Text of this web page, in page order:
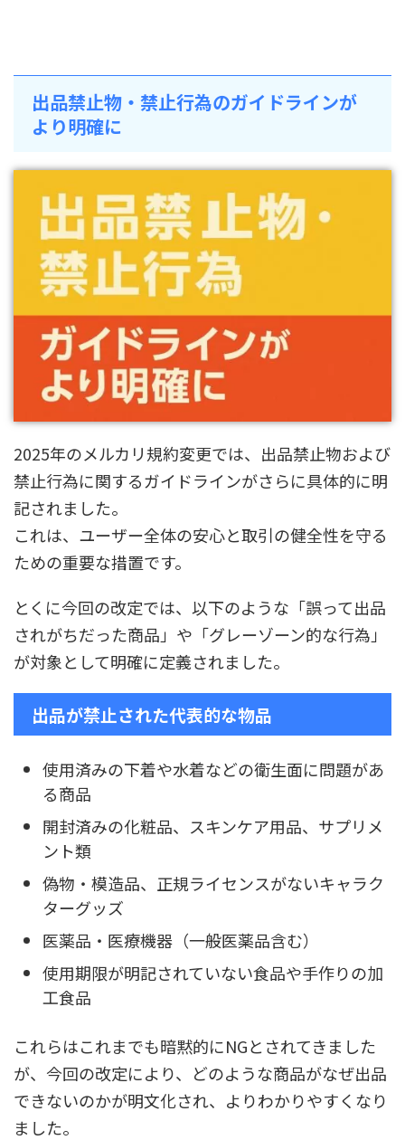
出品禁止物・禁止行為のガイドラインが
より明確に
2025年のメルカリ規約変更では、出品禁止物および
禁止行為に関するガイドラインがさらに具体的に明
記されました。
これは、ユーザー全体の安心と取引の健全性を守る
ための重要な措置です。
とくに今回の改定では、以下のような「誤って出品
されがちだった商品」や「グレーゾーン的な行為」
が対象として明確に定義されました。
出品が禁止された代表的な物品
使用済みの下着や水着などの衛生面に問題があ
る商品
開封済みの化粧品、スキンケア用品、サプリメ
ント類
偽物・模造品、正規ライセンスがないキャラク
ターグッズ
医薬品・医療機器（一般医薬品含む）
使用期限が明記されていない食品や手作りの加
工食品
これらはこれまでも暗黙的にNGとされてきました
が、今回の改定により、どのような商品がなぜ出品
できないのかが明文化され、よりわかりやすくなり
ました。